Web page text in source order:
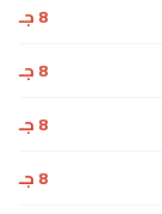
8 جـ
8 جـ
8 جـ
8 جـ